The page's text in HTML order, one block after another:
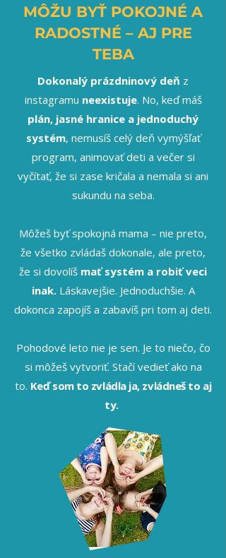
MÔŽU BYŤ POKOJNÉ A
RADOSTNÉ – AJ PRE
TEBA
Dokonalý prázdninový deň z
instagramu neexistuje. No, keď máš
plán, jasné hranice a jednoduchý
systém, nemusíš celý deň vymýšľať
program, animovať deti a večer si
vyčítať, že si zase kričala a nemala si ani
sukundu na seba.
Môžeš byť spokojná mama – nie preto,
že všetko zvládaš dokonale, ale preto,
že si dovolíš mať systém a robiť veci
inak.Láskavejšie. Jednoduchšie. A
dokonca zapojíš a zabavíš pri tom aj deti.
Pohodové leto nie je sen. Je to niečo, čo
si môžeš vytvoriť. Stačí vedieť ako na
to. Keď som to zvládla ja, zvládneš to aj
ty.